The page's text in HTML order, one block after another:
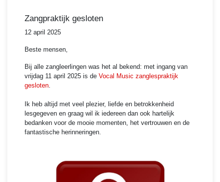
Zangpraktijk gesloten
12 april 2025
Beste mensen,
Bij alle zangleerlingen was het al bekend: met ingang van
vrijdag 11 april 2025 is de Vocal Music zanglespraktijk
gesloten.
Ik heb altijd met veel plezier, liefde en betrokkenheid
lesgegeven en graag wil ik iedereen dan ook hartelijk
bedanken voor de mooie momenten, het vertrouwen en de
fantastische herinneringen.